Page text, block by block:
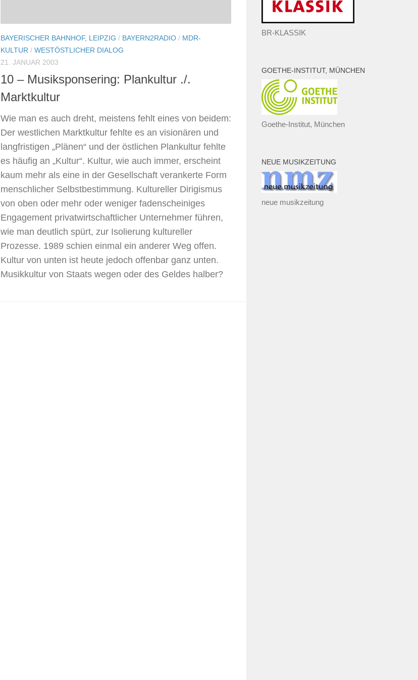
BAYERISCHER BAHNHOF, LEIPZIG / BAYERN2RADIO / MDR-
KULTUR / WESTÖSTLICHER DIALOG
21. JANUAR 2003
10 – Musiksponsering: Plankultur ./.
Marktkultur
Wie man es auch dreht, meistens fehlt eines von beidem:
Der westlichen Marktkultur fehlte es an visionären und
langfristigen „Plänen“ und der östlichen Plankultur fehlte
es häufig an „Kultur“. Kultur, wie auch immer, erscheint
kaum mehr als eine in der Gesellschaft verankerte Form
menschlicher Selbstbestimmung. Kultureller Dirigismus
von oben oder mehr oder weniger fadenscheiniges
Engagement privatwirtschaftlicher Unternehmer führen,
wie man deutlich spürt, zur Isolierung kultureller
Prozesse. 1989 schien einmal ein anderer Weg offen.
Kultur von unten ist heute jedoch offenbar ganz unten.
Musikkultur von Staats wegen oder des Geldes halber?
BR-KLASSIK
GOETHE-INSTITUT, MÜNCHEN
Goethe-Institut, München
NEUE MUSIKZEITUNG
neue musikzeitung